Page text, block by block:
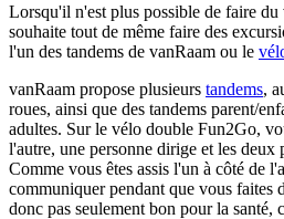
Lorsqu'il n'est plus possible de faire
souhaite tout de même faire des
l'un des tandems de vanRaam ou le
vanRaam propose plusieurs tandems,
roues, ainsi que des tandems parent/
adultes. Sur le vélo double Fun2Go,
l'autre, une personne dirige et les deux
Comme vous êtes assis l'un à côté de
communiquer pendant que vous faites
donc pas seulement bon pour la santé,